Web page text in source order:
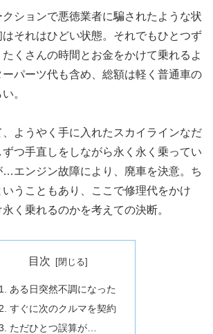
クションで悪徳業者に騙されたような状
それはひどい状態。それでもひとつず
くさんの時間とお金をかけて乗れるよ
ーパーツ代も含め、総額は軽く普通車の
。
ようやく手に入れたスカイラインなだ
つ手直しをしながら永く永く乗ってい
…エンジン故障により、廃車を決意。ち
いうこともあり、ここで修理代をかけ
く乗れるのかを考えての決断。
目次
ある日突然不調になった
すぐに次のクルマを契約
ただひとつ誤算が…